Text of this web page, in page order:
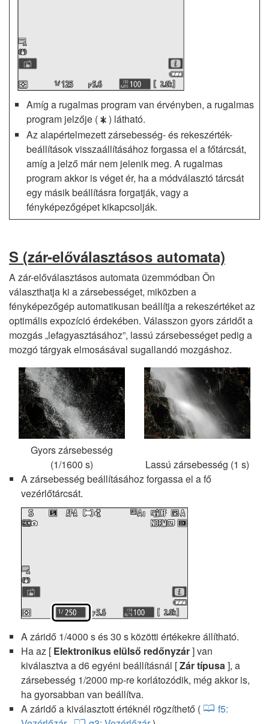
Amíg a rugalmas program van érvényben, a rugalmas
program jelzője ( U ) látható.
Az alapértelmezett zársebesség- és rekeszérték-
beállítások visszaállításához forgassa el a főtárcsát,
amíg a jelző már nem jelenik meg. A rugalmas
program akkor is véget ér, ha a módválasztó tárcsát
egy másik beállításra forgatják, vagy a
fényképezőgépet kikapcsolják.
S (zár-előválasztásos automata)
A zár-előválasztásos automata üzemmódban Ön
választhatja ki a zársebességet, miközben a
fényképezőgép automatikusan beállítja a rekeszértéket az
optimális expozíció érdekében. Válasszon gyors záridőt a
mozgás „lefagyasztásához”, lassú zársebességet pedig a
mozgó tárgyak elmosásával sugallandó mozgáshoz.
Gyors zársebesség
(1/1600 s)
Lassú zársebesség (1 s)
A zársebesség beállításához forgassa el a fő
vezérlőtárcsát.
A záridő 1/4000 s és 30 s közötti értékekre állítható.
Ha az [ Elektronikus elülső redőnyzár] van
kiválasztva a d6 egyéni beállításnál [Zár típusa], a
zársebesség 1/2000 mp-re korlátozódik, még akkor is,
ha gyorsabban van beállítva.
A záridő a kiválasztott értéknél rögzíthető (
f5: